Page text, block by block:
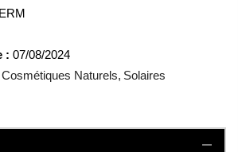
: 07/08/2024
Naturels Solaires